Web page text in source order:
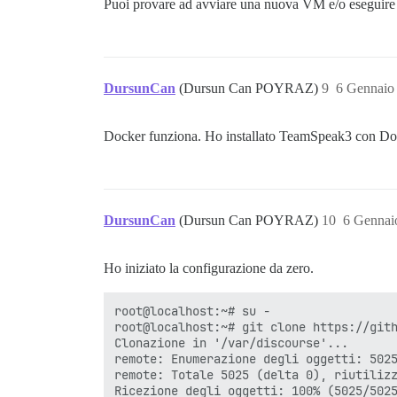
Puoi provare ad avviare una nuova VM e/o
DursunCan (Dursun Can POYRAZ) 6
9
Docker funziona. Ho installato TeamSpeak3 con
DursunCan (Dursun Can POYRAZ) 6
10
Ho iniziato la configurazione da zero.
root@localhost:~# su -
root@localhost:~# git clone https://
Clonazione in '/var/discourse'...
remote: Enumerazione degli oggetti:
remote: Totale 5025 (delta 0),
Ricezione degli oggetti: 100% (5025/